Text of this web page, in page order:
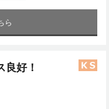
ら
好！